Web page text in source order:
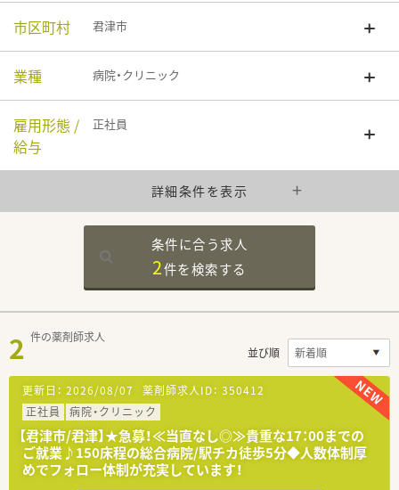
市区町村 君津市
業種 病院・クリニック
雇用形態 /
給与
正社員
詳細条件を表示
条件に合う求人
2件を検索する
2 件の薬剤師求人
並び順
更新日： 2026/08/07 薬剤師求人ID： 350412
正社員
病院・クリニック
【君津市/君津】★急募！≪当直なし◎≫貴重な17：00までの
ご就業♪150床程の総合病院/駅チカ徒歩5分◆人数体制厚
めでフォロー体制が充実しています！